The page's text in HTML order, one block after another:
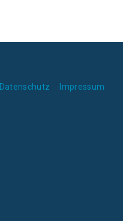
Datenschutz
Impressum